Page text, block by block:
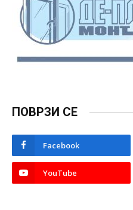
ПОВРЗИ СЕ
Facebook
YouTube